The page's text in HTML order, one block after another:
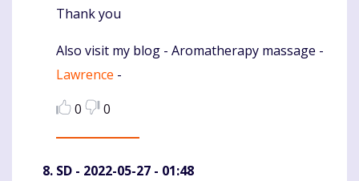
Thank you
Also visit my blog - Aromatherapy massage -
Lawrence -
0
0
SD - 2022-05-27 - 01:48